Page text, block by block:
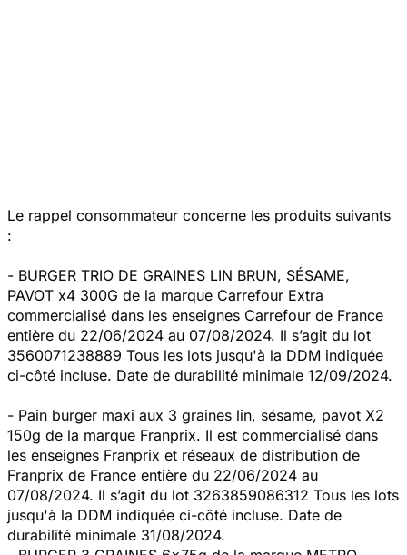
Le rappel consommateur concerne les produits suivants
:
- BURGER TRIO DE GRAINES LIN BRUN, SÉSAME,
PAVOT x4 300G de la marque Carrefour Extra
commercialisé dans les enseignes Carrefour de France
entière du 22/06/2024 au 07/08/2024. Il s’agit du lot
3560071238889 Tous les lots jusqu'à la DDM indiquée
ci-côté incluse. Date de durabilité minimale 12/09/2024.
- Pain burger maxi aux 3 graines lin, sésame, pavot X2
150g de la marque Franprix. Il est commercialisé dans
les enseignes Franprix et réseaux de distribution de
Franprix de France entière du 22/06/2024 au
07/08/2024. Il s’agit du lot 3263859086312 Tous les lots
jusqu'à la DDM indiquée ci-côté incluse. Date de
durabilité minimale 31/08/2024.